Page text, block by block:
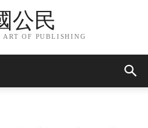
公民
ART OF PUBLISHING